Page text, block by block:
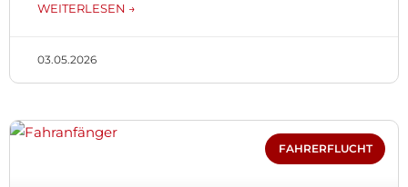
WEITERLESEN →
03.05.2026
FAHRERFLUCHT